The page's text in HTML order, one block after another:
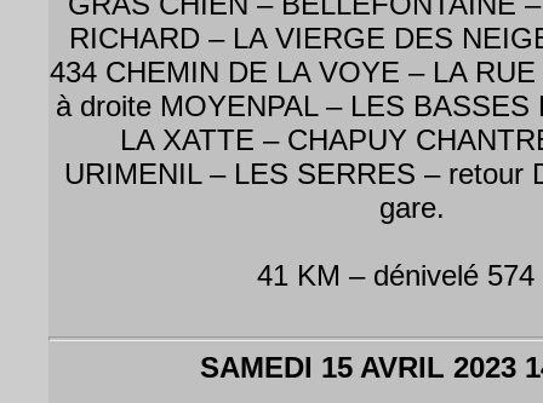
RICHARD – LA VIERGE DES
434 CHEMIN DE LA VOYE – LA
à droite MOYENPAL – LES BASSES
LA XATTE – CHAPUY
URIMENIL – LES SERRES – retour
gare.
41 KM – dénivelé 574
SAMEDI 15 AVRIL 2023